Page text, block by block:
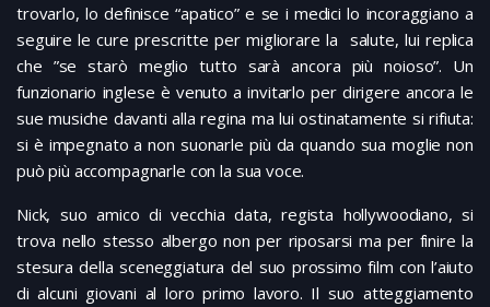
trovarlo, lo definisce “apatico” e se i medici lo incoraggiano a
seguire le cure prescritte per migliorare la salute, lui replica
che ”se starò meglio tutto sarà ancora più noioso”. Un
funzionario inglese è venuto a invitarlo per dirigere ancora le
sue musiche davanti alla regina ma lui ostinatamente si rifiuta:
si è impegnato a non suonarle più da quando sua moglie non
può più accompagnarle con la sua voce.
Nick, suo amico di vecchia data, regista hollywoodiano, si
trova nello stesso albergo non per riposarsi ma per finire la
stesura della sceneggiatura del suo prossimo film con l’aiuto
di alcuni giovani al loro primo lavoro. Il suo atteggiamento